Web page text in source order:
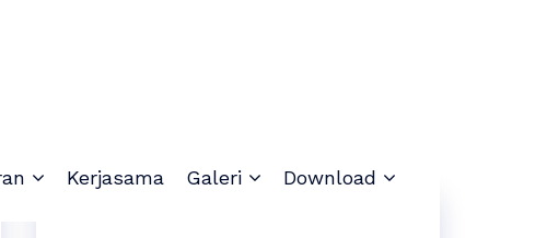
Kerjasama Galeri Download